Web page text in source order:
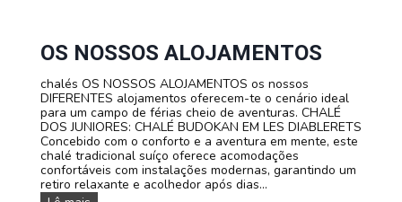
s
s
d
e
l
n
g
u
a
s
:
OS NOSSOS ALOJAMENTOS
chalés OS NOSSOS ALOJAMENTOS os nossos
DIFERENTES alojamentos oferecem-te o cenário ideal
para um campo de férias cheio de aventuras. CHALÉ
DOS JUNIORES: CHALÉ BUDOKAN EM LES DIABLERETS
Concebido com o conforto e a aventura em mente, este
chalé tradicional suíço oferece acomodações
confortáveis com instalações modernas, garantindo um
retiro relaxante e acolhedor após dias...